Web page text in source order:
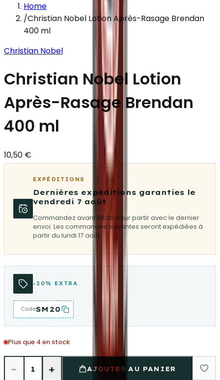
Home
/Christian Nobel Lotion Après-Rasage Brendan
400 ml
Christian Nobel
Christian Nobel Lotion
Après-Rasage Brendan
400 ml
10,50 €
EXPÉDITIONS
Dernières expéditions garanties le
vendredi 7 août
Commandez avant 08:30 pour partir avec le dernier
envoi. Les commandes suivantes seront expédiées à
partir du lundi 17 août.
-20% EXTRA
CodeSM20
Plus que 4 en stock
− 1 + AJOUTER AU PANIER